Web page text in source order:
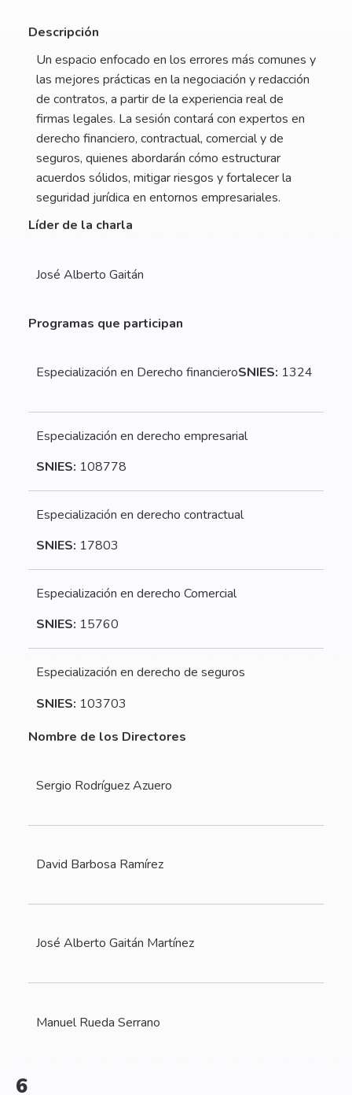
Descripción
Un espacio enfocado en los errores más comunes y
las mejores prácticas en la negociación y redacción
de contratos, a partir de la experiencia real de
firmas legales. La sesión contará con expertos en
derecho financiero, contractual, comercial y de
seguros, quienes abordarán cómo estructurar
acuerdos sólidos, mitigar riesgos y fortalecer la
seguridad jurídica en entornos empresariales.
Líder de la charla
José Alberto Gaitán
Programas que participan
Especialización en Derecho financieroSNIES: 1324
Especialización en derecho empresarial
SNIES: 108778
Especialización en derecho contractual
SNIES: 17803
Especialización en derecho Comercial
SNIES: 15760
Especialización en derecho de seguros
SNIES: 103703
Nombre de los Directores
Sergio Rodríguez Azuero
David Barbosa Ramírez
José Alberto Gaitán Martínez
Manuel Rueda Serrano
6